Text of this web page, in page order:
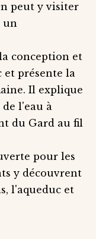
peut y visiter
un
conception et
et présente la
Il explique
l'eau à
du Gard au fil
pour les
y découvrent
l'aqueduc et